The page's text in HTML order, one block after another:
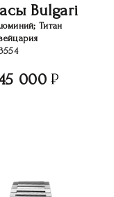
Bulgari
Титан
000